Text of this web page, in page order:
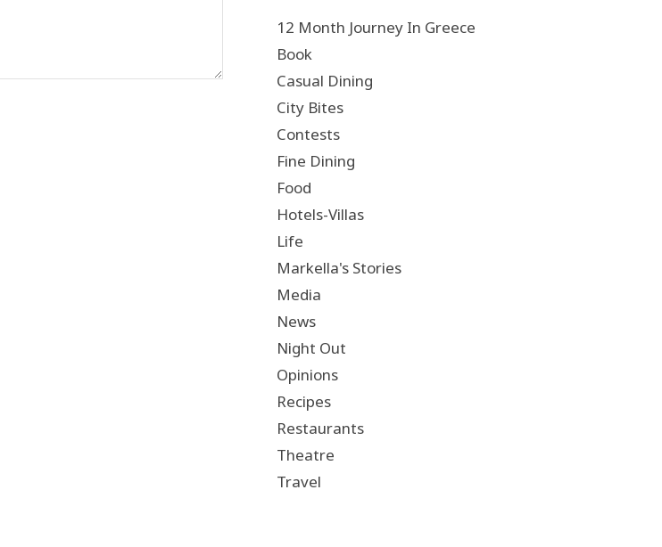
12 Month Journey In Greece
Book
Casual Dining
City Bites
Contests
Fine Dining
Food
Hotels-Villas
Life
Markella's Stories
Media
News
Night Out
Opinions
Recipes
Restaurants
Theatre
Travel